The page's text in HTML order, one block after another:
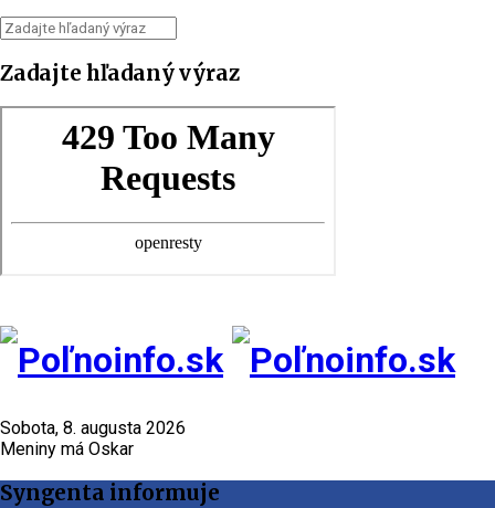
Zadajte hľadaný výraz
Sobota, 8. augusta 2026
Meniny má Oskar
Syngenta informuje